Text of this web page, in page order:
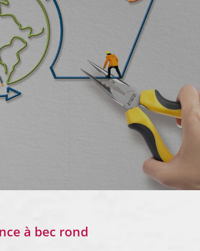
à bec rond